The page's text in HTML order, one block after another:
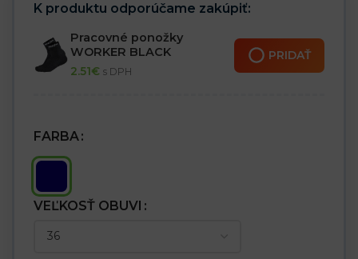
K produktu odporúčame zakúpiť:
Pracovné ponožky
WORKER BLACK
2.51€ s DPH
PRIDAŤ
FARBA
VEĽKOSŤ OBUVI